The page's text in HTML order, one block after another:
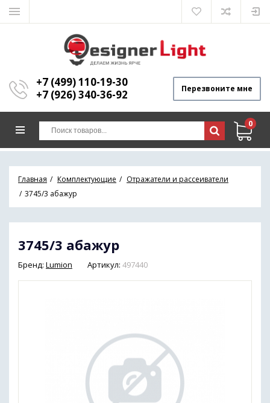
+7 (499) 110-19-30
+7 (926) 340-36-92
Перезвоните мне
0
Главная Комплектующие
Отражатели и рассеиватели
3745/3 абажур
3745/3 абажур
Бренд: Lumion Артикул: 497440